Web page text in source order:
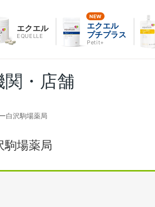
エクエル
EQUELLE
エクエル
プチプラス
Petit+
・店舗
白沢駒場薬局
場薬局